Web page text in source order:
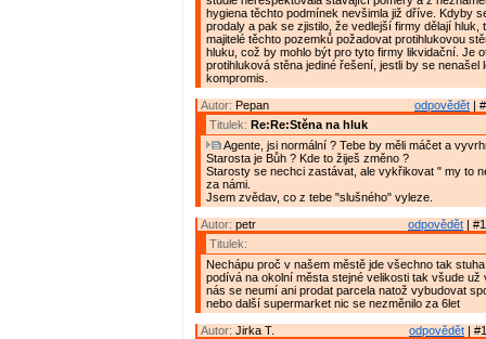
hygiena těchto podmínek nevšimla již dříve. Kdyby
prodaly a pak se zjistilo, že vedlejší firmy dělají hluk,
majitelé těchto pozemků požadovat protihlukovou
hluku, což by mohlo být pro tyto firmy likvidační. Je
protihluková stěna jediné řešení, jestli by se nenašel
kompromis.
odpovědět |
Autor: Pepan
Titulek: Re:Re:Stěna na hluk
Agente, jsi normální ? Tebe by měli máčet a
Starosta je Bůh ? Kde to žiješ změno ?
Starosty se nechci zastávat, ale vykřikovat " my to
za námi.
Jsem zvědav, co z tebe "slušného" vyleze.
odpovědět |
Autor: petr
Titulek:
Nechápu proč v našem městě jde všechno tak
podívá na okolní města stejné velikosti tak všude už
nás se neumí ani prodat parcela natož vybudovat
nebo další supermarket nic se nezměnilo za 6let
odpovědět |
Autor: Jirka T.